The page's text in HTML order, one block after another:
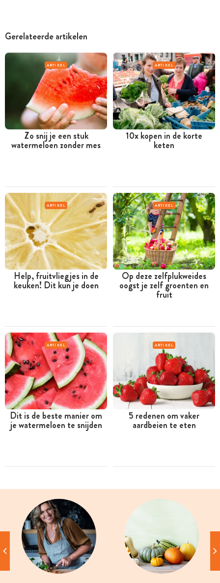
Gerelateerde artikelen
ARTIKEL
Zo snij je een stuk
watermeloen zonder mes
ARTIKEL
10x kopen in de korte
keten
ARTIKEL
Help, fruitvliegjes in de
keuken! Dit kun je doen
ARTIKEL
Op deze zelfplukweides
oogst je zelf groenten en
fruit
ARTIKEL
Dit is de beste manier om
je watermeloen te snijden
ARTIKEL
5 redenen om vaker
aardbeien te eten